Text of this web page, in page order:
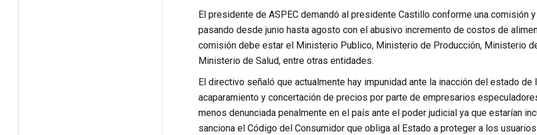
El presidente de ASPEC demandó al presidente Castillo conforme una comisión
pasando desde junio hasta agosto con el abusivo incremento de costos de
comisión debe estar el Ministerio Publico, Ministerio de Producción, Ministerio
Ministerio de Salud, entre otras entidades.
El directivo señaló que actualmente hay impunidad ante la inacción del estado
acaparamiento y concertación de precios por parte de empresarios
menos denunciada penalmente en el país ante el poder judicial ya que estarían
sanciona el Código del Consumidor que obliga al Estado a proteger a los